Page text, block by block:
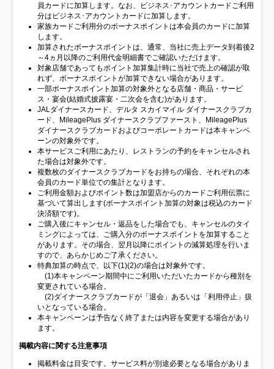
員カードに加算します。なお、ビジネス･アカウントカードご利用
分はビジネス･アカウントカードに加算します。
家族カードご利用分のボーナスポイントは本会員のカードに加算
します。
加算されたボーナスポイントは、通常、当社に売上データ到着後2
～4ヵ月以降のご利用代金明細書でご確認いただけます。
対象店舗であってもポイント加算集計時に当社で売上の確認が取
れず、ボーナスポイントが加算できない場合があります。
一部ボーナスポイント加算の対象外となる店舗・商品・サービ
ス・宴会(結婚式披露宴・二次会を含む)があります。
JALダイナースカード、デルタ スカイマイル ダイナースクラブカ
ード、MileagePlus ダイナースクラブファースト、MileagePlus
ダイナースクラブカードおよびコーポレートカードは本キャンペ
ーンの対象外です。
本サービスご利用にあたり、レストランの予約をキャンセルされ
た場合は対象外です。
複数枚のダイナースクラブカードをお持ちの場合、それぞれの本
会員のカード単位での集計となります。
ご利用金額およびポイント数は加盟店からのカードご利用伝票に
基づいて算出します(ボーナスポイント加算の対象は税込のカード
決済額です)。
ご購入後にキャンセル・返品をした場合でも、キャンセルのタイ
ミングによっては、ご購入分のボーナスポイントを加算すること
があります。その場合、翌月以降にポイントの減算処理を行いま
すので、あらかじめご了承ください。
特典加算の時点で、以下(1)(2)の場合は対象外です。
(1)本キャンペーン期間中にご利用いただいたカードから種別を
変更されている場合。
(2)ダイナースクラブカードが「退会」あるいは「利用停止」扱
いとなっている場合。
本キャンペーンは予告なく終了または内容を変更する場合があり
ます。
掲載内容に関する注意事項
掲載料金は目安です。サービス料が別途必要となる場合がありま